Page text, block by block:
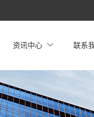
资讯中心 联系